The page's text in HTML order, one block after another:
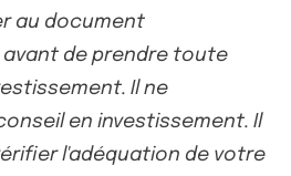
au document
avant de prendre toute
Il ne
en investissement. Il
l'adéquation de votre